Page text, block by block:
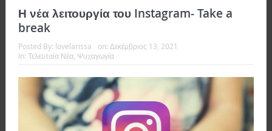
Η νέα λειτουργία του Instagram- Take a
break
Posted By: lovelarissa on: Δεκέμβριος 13, 2021
In: Τελευταία Νέα Ψυχαγωγία